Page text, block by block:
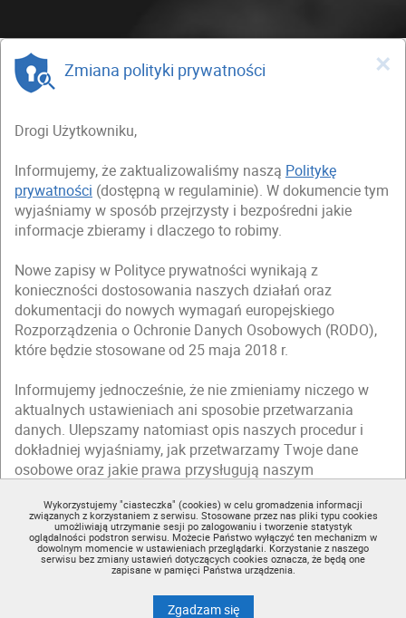
Wykorzystujemy "ciasteczka" (cookies) w celu gromadzenia informacji
związanych z korzystaniem z serwisu. Stosowane przez nas pliki typu cookies
umożliwiają utrzymanie sesji po zalogowaniu i tworzenie statystyk
oglądalności podstron serwisu. Możecie Państwo wyłączyć ten mechanizm w
dowolnym momencie w ustawieniach przeglądarki. Korzystanie z naszego
serwisu bez zmiany ustawień dotyczących cookies oznacza, że będą one
zapisane w pamięci Państwa urządzenia.
Zgadzam sięna wykorzystanie plików
×
Zmiana polityki prywatności
Drogi Użytkowniku,
Informujemy, że zaktualizowaliśmy naszą Politykę
prywatności (dostępną w regulaminie). W dokumencie tym
wyjaśniamy w sposób przejrzysty i bezpośredni jakie
informacje zbieramy i dlaczego to robimy.
Nowe zapisy w Polityce prywatności wynikają z
konieczności dostosowania naszych działań oraz
dokumentacji do nowych wymagań europejskiego
Rozporządzenia o Ochronie Danych Osobowych (RODO),
które będzie stosowane od 25 maja 2018 r.
Informujemy jednocześnie, że nie zmieniamy niczego w
aktualnych ustawieniach ani sposobie przetwarzania
danych. Ulepszamy natomiast opis naszych procedur i
dokładniej wyjaśniamy, jak przetwarzamy Twoje dane
osobowe oraz jakie prawa przysługują naszym
Zapraszamy Cię do zapoznania się ze zmienionąPolityką
prywatności(dostępną w regulaminie).
Akceptuję